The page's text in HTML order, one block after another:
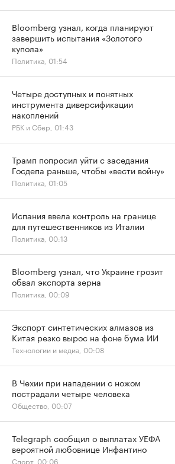
Bloomberg узнал, когда планируют
завершить испытания «Золотого
купола»
Политика, 01:54
Четыре доступных и понятных
инструмента диверсификации
накоплений
РБК и Сбер, 01:43
Трамп попросил уйти с заседания
Госдепа раньше, чтобы «вести войну»
Политика, 01:05
Испания ввела контроль на границе
для путешественников из Италии
Политика, 00:13
Bloomberg узнал, что Украине грозит
обвал экспорта зерна
Политика, 00:09
Экспорт синтетических алмазов из
Китая резко вырос на фоне бума ИИ
Технологии и медиа, 00:08
В Чехии при нападении с ножом
пострадали четыре человека
Общество, 00:07
Telegraph сообщил о выплатах УЕФА
вероятной любовнице Инфантино
Спорт, 00:06